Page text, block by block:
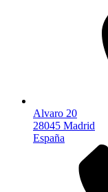
Alvaro 20
28045 Madrid
España